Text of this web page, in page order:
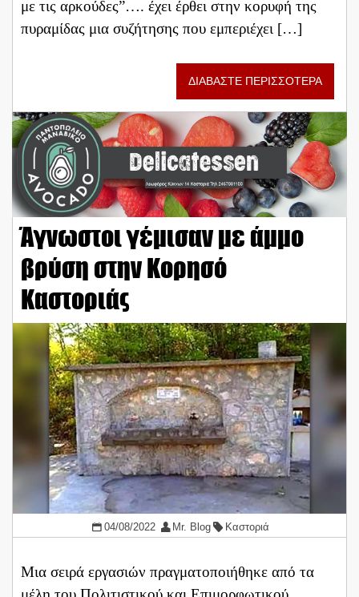
με τις αρκούδες”…. έχει έρθει στην κορυφή της
πυραμίδας μια συζήτησης που εμπεριέχει […]
ΔΙΑΒΑΣΤΕ ΠΕΡΙΣΣΟΤΕΡΑ
Άγνωστοι γέμισαν με άμμο
βρύση στην Κορησό
Καστοριάς
04/08/2022 Mr. Blog Καστοριά
Μια σειρά εργασιών πραγματοποιήθηκε από τα